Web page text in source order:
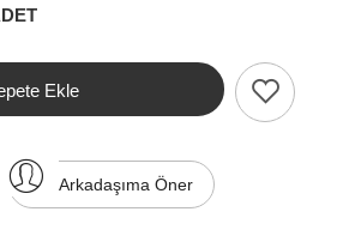
Ekle
Arkadaşıma Öner